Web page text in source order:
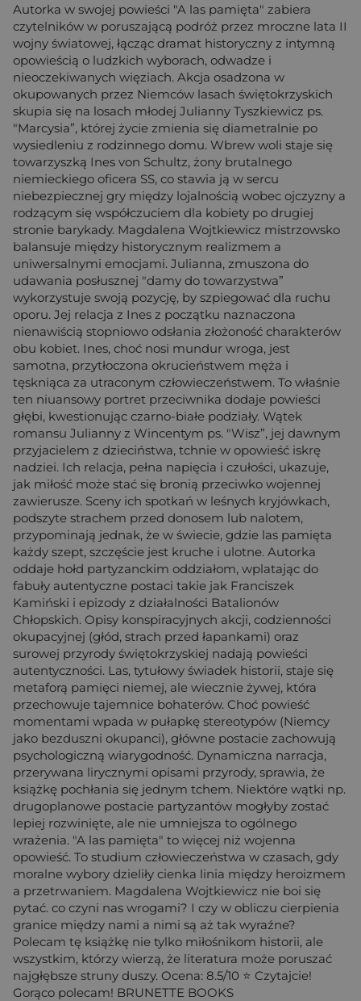
Autorka w swojej powieści "A las pamięta" zabiera
czytelników w poruszającą podróż przez mroczne lata II
wojny światowej, łącząc dramat historyczny z intymną
opowieścią o ludzkich wyborach, odwadze i
nieoczekiwanych więziach. Akcja osadzona w
okupowanych przez Niemców lasach świętokrzyskich
skupia się na losach młodej Julianny Tyszkiewicz ps.
"Marcysia”, której życie zmienia się diametralnie po
wysiedleniu z rodzinnego domu. Wbrew woli staje się
towarzyszką Ines von Schultz, żony brutalnego
niemieckiego oficera SS, co stawia ją w sercu
niebezpiecznej gry między lojalnością wobec ojczyzny a
rodzącym się współczuciem dla kobiety po drugiej
stronie barykady. Magdalena Wojtkiewicz mistrzowsko
balansuje między historycznym realizmem a
uniwersalnymi emocjami. Julianna, zmuszona do
udawania posłusznej "damy do towarzystwa”
wykorzystuje swoją pozycję, by szpiegować dla ruchu
oporu. Jej relacja z Ines z początku naznaczona
nienawiścią stopniowo odsłania złożoność charakterów
obu kobiet. Ines, choć nosi mundur wroga, jest
samotna, przytłoczona okrucieństwem męża i
tęskniąca za utraconym człowieczeństwem. To właśnie
ten niuansowy portret przeciwnika dodaje powieści
głębi, kwestionując czarno-białe podziały. Wątek
romansu Julianny z Wincentym ps. "Wisz”, jej dawnym
przyjacielem z dzieciństwa, tchnie w opowieść iskrę
nadziei. Ich relacja, pełna napięcia i czułości, ukazuje,
jak miłość może stać się bronią przeciwko wojennej
zawierusze. Sceny ich spotkań w leśnych kryjówkach,
podszyte strachem przed donosem lub nalotem,
przypominają jednak, że w świecie, gdzie las pamięta
każdy szept, szczęście jest kruche i ulotne. Autorka
oddaje hołd partyzanckim oddziałom, wplatając do
fabuły autentyczne postaci takie jak Franciszek
Kamiński i epizody z działalności Batalionów
Chłopskich. Opisy konspiracyjnych akcji, codzienności
okupacyjnej (głód, strach przed łapankami) oraz
surowej przyrody świętokrzyskiej nadają powieści
autentyczności. Las, tytułowy świadek historii, staje się
metaforą pamięci niemej, ale wiecznie żywej, która
przechowuje tajemnice bohaterów. Choć powieść
momentami wpada w pułapkę stereotypów (Niemcy
jako bezduszni okupanci), główne postacie zachowują
psychologiczną wiarygodność. Dynamiczna narracja,
przerywana lirycznymi opisami przyrody, sprawia, że
książkę pochłania się jednym tchem. Niektóre wątki np.
drugoplanowe postacie partyzantów mogłyby zostać
lepiej rozwinięte, ale nie umniejsza to ogólnego
wrażenia. "A las pamięta" to więcej niż wojenna
opowieść. To studium człowieczeństwa w czasach, gdy
moralne wybory dzieliły cienka linia między heroizmem
a przetrwaniem. Magdalena Wojtkiewicz nie boi się
pytać. co czyni nas wrogami? I czy w obliczu cierpienia
granice między nami a nimi są aż tak wyraźne?
Polecam tę książkę nie tylko miłośnikom historii, ale
wszystkim, którzy wierzą, że literatura może poruszać
najgłębsze struny duszy. Ocena: 8.5/10 ⭐️ Czytajcie!
Gorąco polecam! BRUNETTE BOOKS